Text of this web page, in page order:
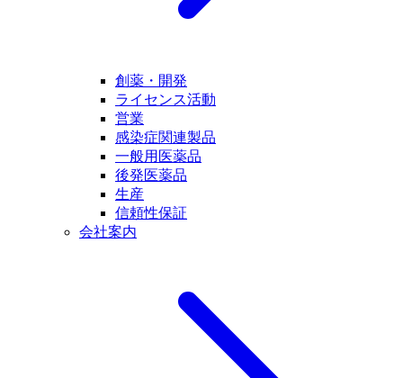
創薬・開発
ライセンス活動
営業
感染症関連製品
一般用医薬品
後発医薬品
生産
信頼性保証
会社案内